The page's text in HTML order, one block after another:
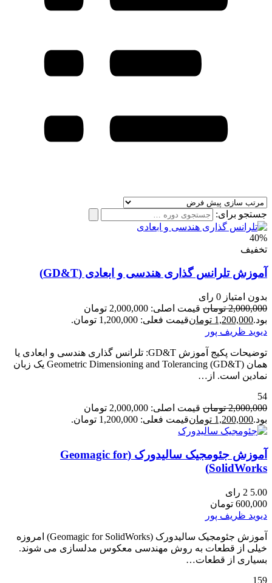
جستجو برای:
40%
تخفیف
آموزش تلرانس گذاری هندسی و ابعادی (GD&T)
بدون امتیاز 0 رای
2,000,000 تومان
قیمت اصلی: 2,000,000 تومان
بود.1,200,000 تومانقیمت فعلی: 1,200,000 تومان.
دیوید ظریف پور
توضیحات پکیج آموزش GD&T: تلرانس گذاری هندسی و ابعادی یا
همان (Geometric Dimensioning and Tolerancing (GD&T يک زبان
نمادين است. از…
54
2,000,000 تومان
قیمت اصلی: 2,000,000 تومان
بود.1,200,000 تومانقیمت فعلی: 1,200,000 تومان.
آموزش جئومجیک سالیدورک (Geomagic for
SolidWorks)
5.00 2 رای
600,000 تومان
دیوید ظریف پور
آموزش جئومجیک سالیدورک (Geomagic for SolidWorks) امروزه
خیلی از قطعات به روش مهندسی معکوس مدلسازی می شوند.
بسیاری از قطعات…
159